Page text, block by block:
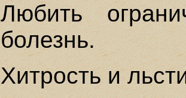
Любить
болезнь.
Хитрость и